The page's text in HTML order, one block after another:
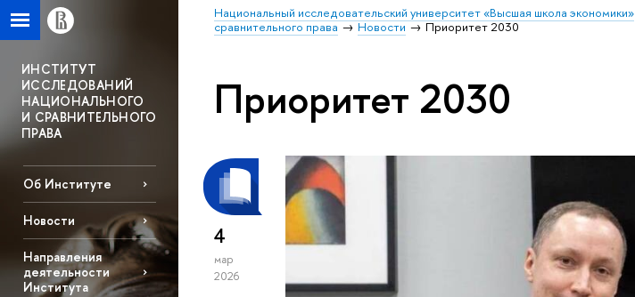
Национальный исследовательский университет «Высшая школа экономики»
сравнительного права
Новости Приоритет 2030
ИНСТИТУТ
ИССЛЕДОВАНИЙ
НАЦИОНАЛЬНОГО
И СРАВНИТЕЛЬНОГО
ПРАВА
Об Институте
Новости
Направления
деятельности
Института
Приоритет 2030
4
мар
2026